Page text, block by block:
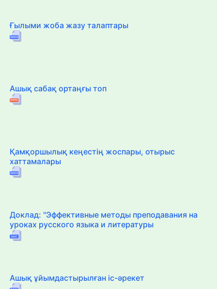
Ғылыми жоба жазу талаптары
Ашық сабақ ортаңғы топ
Қамқоршылық кеңестің жоспары, отырыс
хаттамалары
Доклад: "Эффективные методы преподавания на
уроках русского языка и литературы
Ашық ұйымдастырылған іс-әрекет